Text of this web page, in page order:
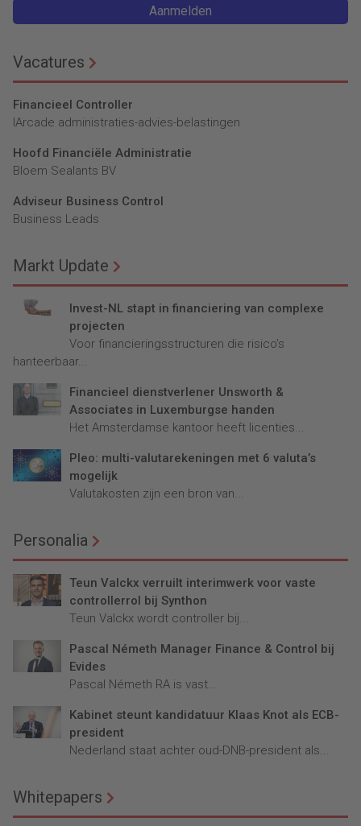
Aanmelden
Vacatures
Financieel Controller
lArcade administraties-advies-belastingen
Hoofd Financiële Administratie
Bloem Sealants BV
Adviseur Business Control
Business Leads
Markt Update
Invest-NL stapt in financiering van complexe
projecten
Voor financieringsstructuren die risico’s
hanteerbaar...
Financieel dienstverlener Unsworth &
Associates in Luxemburgse handen
Het Amsterdamse kantoor heeft licenties...
Pleo: multi-valutarekeningen met 6 valuta’s
mogelijk
Valutakosten zijn een bron van...
Personalia
Teun Valckx verruilt interimwerk voor vaste
controllerrol bij Synthon
Teun Valckx wordt controller bij...
Pascal Németh Manager Finance & Control bij
Evides
Pascal Németh RA is vast...
Kabinet steunt kandidatuur Klaas Knot als ECB-
president
Nederland staat achter oud-DNB-president als...
Whitepapers